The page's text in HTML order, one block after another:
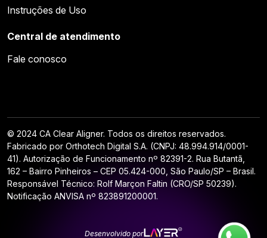
Instruções de Uso
Central de atendimento
Fale conosco
© 2024 CA Clear Aligner. Todos os direitos reservados.
Fabricado por Orthotech Digital S.A. (CNPJ: 48.994.914/0001-
41). Autorização de Funcionamento nº 82391-2. Rua Butantã,
162 – Bairro Pinheiros – CEP 05.424-000, São Paulo/SP – Brasil.
Responsável Técnico: Rolf Marçon Faltin (CRO/SP 50239).
Notificação ANVISA nº 823891200001.
Desenvolvido por